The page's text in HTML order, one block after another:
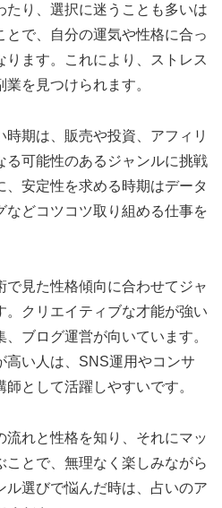
たり、選択に迷うことも多いは
で、自分の運気や性格に合っ
ります。これにより、ストレス
を見つけられます。
時期は、販売や投資、アフィリ
る可能性のあるジャンルに挑戦
安定性を求める時期はデータ
などコツコツ取り組める仕事を
で見た性格傾向に合わせてジャ
。クリエイティブな才能が強い
ブログ運営が向いています。
高い人は、SNS運用やコンサ
として活躍しやすいです。
流れと性格を知り、それにマッ
とで、無理なく楽しみながら
ル選びで悩んだ時は、占いのア